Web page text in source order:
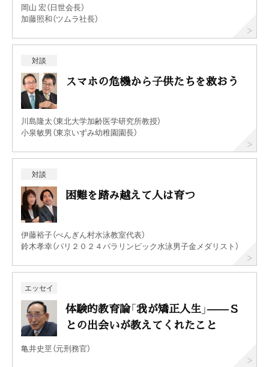
岡山 宏（日世会長）
加藤照和（ツムラ社長）
対談
スマホの危機から子供たちを救おう
川島隆太（東北大学加齢医学研究所教授）
小泉敏男（東京いずみ幼稚園園長）
対談
困難を踏み越えて人は育つ
伊藤裕子（ぺんぎん村水泳教室代表）
鈴木孝幸（パリ２０２４パラリンピック水泳男子金メダリスト）
エッセイ
体験的教育論「我が矯正人生」——Ｓ
との出会いが教えてくれたこと
亀井史巠（元刑務官）